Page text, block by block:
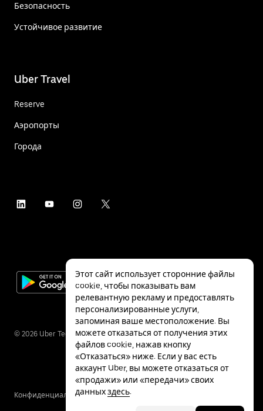
Безопасность
Устойчивое развитие
Uber Travel
Reserve
Аэропорты
Города
© 2026 Uber Technologies Inc.
КонфиденциальностьСпециальные
Этот сайт использует сторонние файлы
cookie, чтобы показывать вам
релевантную рекламу и предоставлять
персонализированные услуги,
запоминая ваше местоположение. Вы
можете отказаться от получения этих
файлов cookie, нажав кнопку
«Отказаться» ниже. Если у вас есть
аккаунт Uber, вы можете отказаться от
«продажи» или «передачи» своих
данныхздесь.